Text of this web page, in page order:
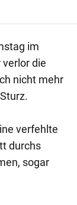
im
verlor die
nicht mehr
verfehlte
durchs
sogar